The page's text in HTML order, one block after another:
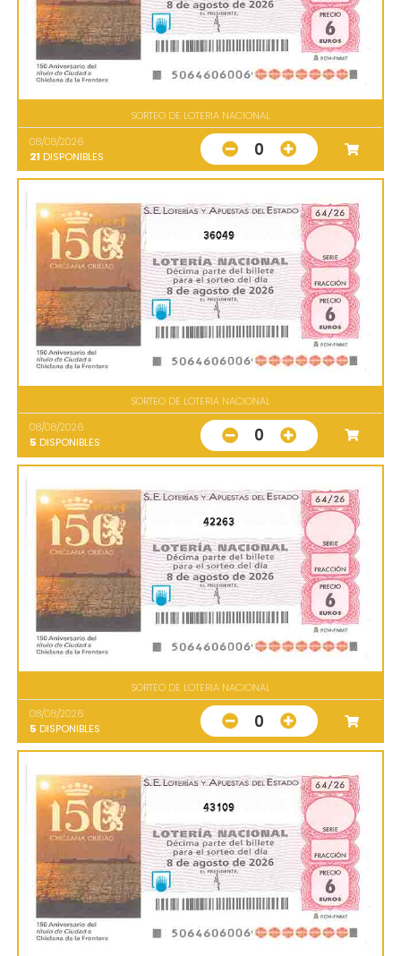
SORTEO DE LOTERIA NACIONAL
08/08/2026
21 DISPONIBLES 0
36049
SORTEO DE LOTERIA NACIONAL
08/08/2026
5 DISPONIBLES 0
42263
SORTEO DE LOTERIA NACIONAL
08/08/2026
5 DISPONIBLES 0
43109